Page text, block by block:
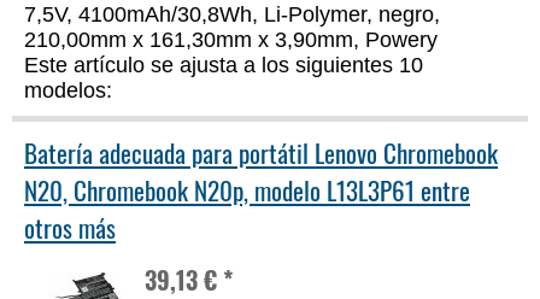
7,5V, 4100mAh/30,8Wh, Li-Polymer, negro,
210,00mm x 161,30mm x 3,90mm, Powery
Este artículo se ajusta a los siguientes 10
modelos:
Batería adecuada para portátil Lenovo Chromebook
N20, Chromebook N20p, modelo L13L3P61 entre
otros más
39,13 € *